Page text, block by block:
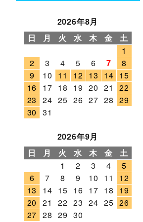
2026年8月
日
月 火 水 木 金
土
1
2
3 4 5 6 7
8
9
10 11 12 13 14 15
16
17 18 19 20 21
22
23
24 25 26 27 28 29
30
31
2026年9月
日
月 火 水 木 金
土
1
2 3 4
5
6
7 8 9 10 11
12
13
14 15 16 17 18
19
20
21 22 23 24 25 26
27 28 29 30